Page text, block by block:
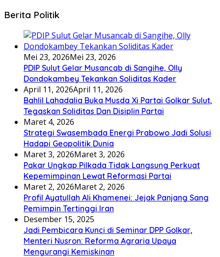
Berita Politik
Mei 23, 2026Mei 23, 2026
PDIP Sulut Gelar Musancab di Sangihe, Olly
Dondokambey Tekankan Soliditas Kader
April 11, 2026April 11, 2026
Bahlil Lahadalia Buka Musda Xi Partai Golkar Sulut,
Tegaskan Soliditas Dan Disiplin Partai
Maret 4, 2026
Strategi Swasembada Energi Prabowo Jadi Solusi
Hadapi Geopolitik Dunia
Maret 3, 2026Maret 3, 2026
Pakar Ungkap Pilkada Tidak Langsung Perkuat
Kepemimpinan Lewat Reformasi Partai
Maret 2, 2026Maret 2, 2026
Profil Ayatullah Ali Khamenei: Jejak Panjang Sang
Pemimpin Tertinggi Iran
Desember 15, 2025
Jadi Pembicara Kunci di Seminar DPP Golkar,
Menteri Nusron: Reforma Agraria Upaya
Mengurangi Kemiskinan